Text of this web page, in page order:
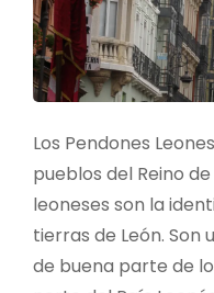
Los Pendones
pueblos del Reino
leoneses son la
tierras de León.
de buena parte de